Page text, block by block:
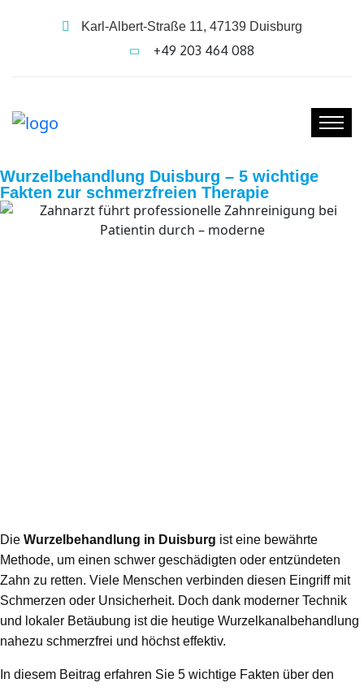
Karl-Albert-Straße 11, 47139 Duisburg
+49 203 464 088
Wurzelbehandlung Duisburg – 5 wichtige
Fakten zur schmerzfreien Therapie
Die Wurzelbehandlung in Duisburg ist eine bewährte
Methode, um einen schwer geschädigten oder entzündeten
Zahn zu retten. Viele Menschen verbinden diesen Eingriff mit
Schmerzen oder Unsicherheit. Doch dank moderner Technik
und lokaler Betäubung ist die heutige Wurzelkanalbehandlung
nahezu schmerzfrei und höchst effektiv.
In diesem Beitrag erfahren Sie 5 wichtige Fakten über den